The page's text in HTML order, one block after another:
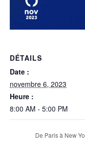
DÉTAILS
Date :
novembre 6, 2023
Heure :
8:00 AM - 5:00 PM
De Paris à New